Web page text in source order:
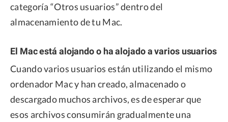
categoría “Otros usuarios” dentro del
almacenamiento de tu Mac.
El Mac está alojando o ha alojado a varios usuarios
Cuando varios usuarios están utilizando el mismo
ordenador Mac y han creado, almacenado o
descargado muchos archivos, es de esperar que
esos archivos consumirán gradualmente una